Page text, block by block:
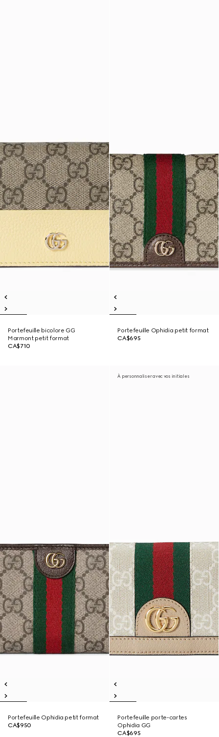
Portefeuille bicolore GG
Marmont petit format
CA$710
Portefeuille Ophidia petit format
CA$695
Portefeuille Ophidia petit format
CA$950
À personnaliser avec vos initiales
Portefeuille porte-cartes
Ophidia GG
CA$695